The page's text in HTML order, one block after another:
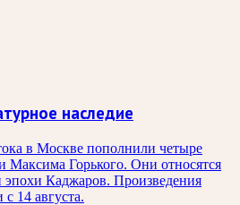
наследие
в Москве пополнили четыре
Максима Горького. Они относятся
Каджаров. Произведения
14 августа.